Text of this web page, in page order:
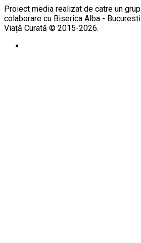
Proiect media realizat de catre un
colaborare cu Biserica Alba - Bucuresti.
Viață Curată © 2015-2026.